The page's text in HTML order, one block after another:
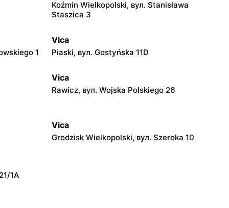
Koźmin Wielkopolski, вул. Stanisława
Staszica 3
1
Vica
Piaski, вул. Gostyńska 11D
Vica
Rawicz, вул. Wojska Polskiego 26
Vica
Grodzisk Wielkopolski, вул. Szeroka 10
1A